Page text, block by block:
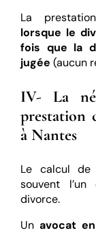
La
lorsque le
fois que la
jugée (aucun
IV- La
prestation
à Nantes
Le calcul de
souvent
divorce.
Unavocat